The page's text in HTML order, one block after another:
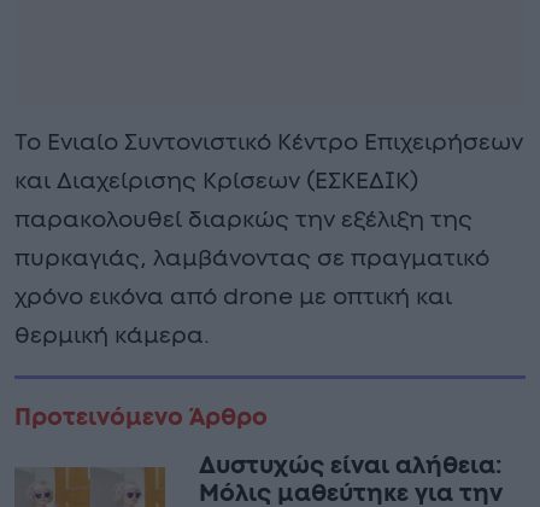
Το Ενιαίο Συντονιστικό Κέντρο Επιχειρήσεων
και Διαχείρισης Κρίσεων (ΕΣΚΕΔΙΚ)
παρακολουθεί διαρκώς την εξέλιξη της
πυρκαγιάς, λαμβάνοντας σε πραγματικό
χρόνο εικόνα από drone με οπτική και
θερμική κάμερα.
Προτεινόμενο Άρθρο
Δυστυχώς είναι αλήθεια:
Μόλις μαθεύτηκε για την